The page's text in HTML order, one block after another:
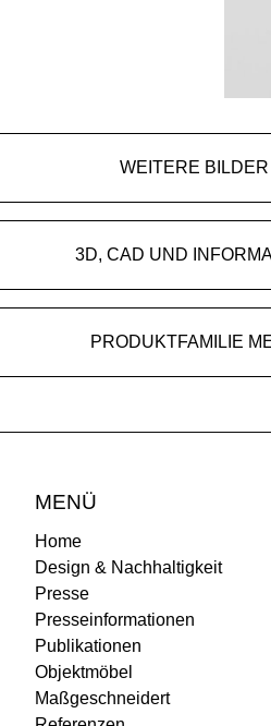
WEITERE BILDER
3D, CAD UND
PRODUKTFAMILIE
MENÜ
Home
Design & Nachhaltigkeit
Presse
Presseinformationen
Publikationen
Objektmöbel
Maßgeschneidert